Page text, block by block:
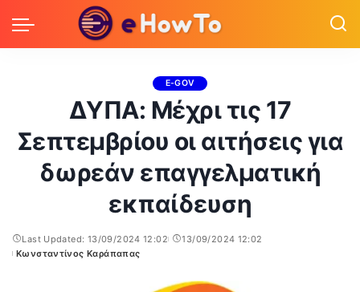
E-GOV
ΔΥΠΑ: Μέχρι τις 17
Σεπτεμβρίου οι αιτήσεις για
δωρεάν επαγγελματική
εκπαίδευση
Last Updated: 13/09/2024 12:02
13/09/2024 12:02
Posted
Κωνσταντίνος Καράπαπας